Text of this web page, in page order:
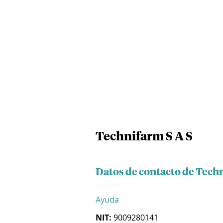
Technifarm S A S
Datos de contacto de
Ayuda
NIT: 9009280141